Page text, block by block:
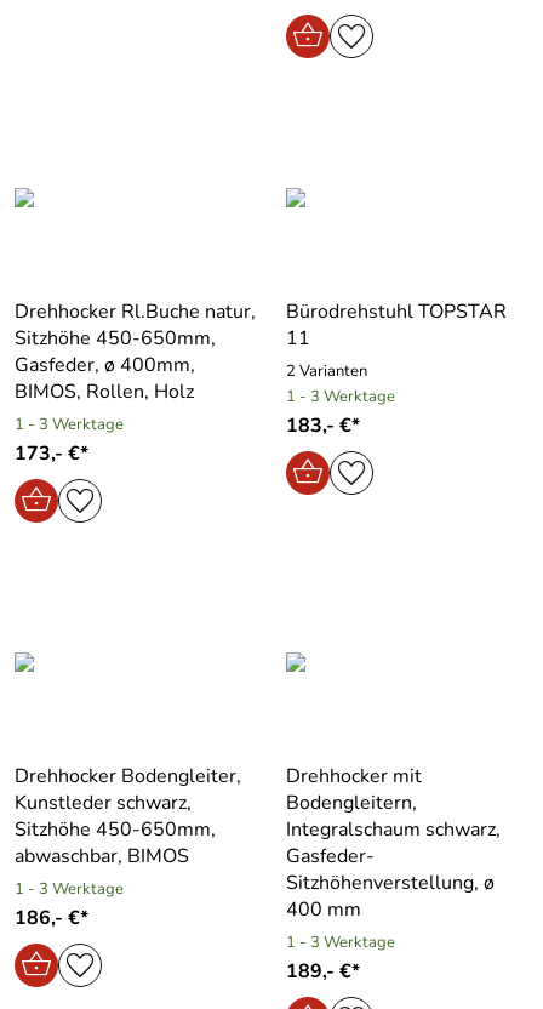
Drehhocker Rl.Buche natur,
Sitzhöhe 450-650mm,
Gasfeder, ø 400mm,
BIMOS, Rollen, Holz
1 - 3 Werktage
173,- €*
Bürodrehstuhl TOPSTAR
11
2 Varianten
1 - 3 Werktage
183,- €*
Drehhocker Bodengleiter,
Kunstleder schwarz,
Sitzhöhe 450-650mm,
abwaschbar, BIMOS
1 - 3 Werktage
186,- €*
Drehhocker mit
Bodengleitern,
Integralschaum schwarz,
Gasfeder-
Sitzhöhenverstellung, ø
400 mm
1 - 3 Werktage
189,- €*